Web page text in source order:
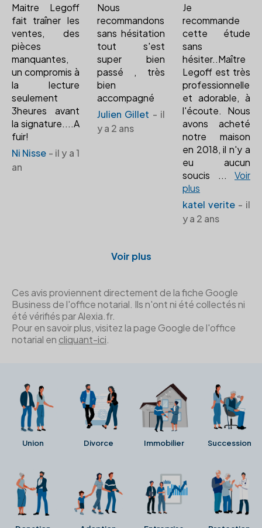
Maitre Legoff
fait traîner les
ventes, des
pièces
manquantes,
un compromis à
la lecture
seulement
3heures avant
la signature....A
fuir!
Ni Nisse - il y a 1
an
Nous
recommandons
sans hésitation
tout s'est
super bien
passé , très
bien
accompagné
Julien Gillet - il
y a 2 ans
Je
recommande
cette étude
sans
hésiter..Maître
Legoff est très
professionnelle
et adorable, à
l'écoute. Nous
avons acheté
notre maison
en 2018, il n'y a
eu aucun
soucis
... Voir
plus
katel verite - il
y a 2 ans
Voir plus
Ces avis proviennent directement de la fiche Google
Business de l'office notarial. Ils n'ont ni été collectés ni
été vérifiés par Alexia.fr.
Pour en savoir plus, visitez la page Google de l'office
notarial en cliquant-ici.
Union Divorce Immobilier Succession